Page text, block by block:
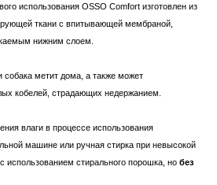
использования OSSO Comfort изготовлен из
ткани с впитывающей мембраной,
нижним слоем.
собака метит дома, а также может
кобелей, страдающих недержанием.
влаги в процессе использования
машине или ручная стирка при невысокой
использованием стирального порошка, но без